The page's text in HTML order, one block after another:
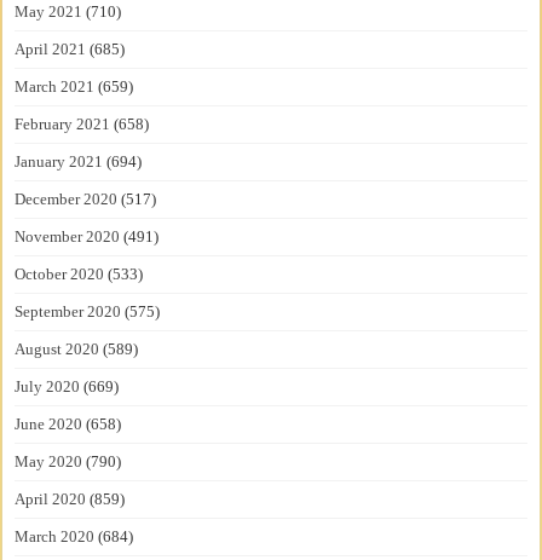
May 2021 (710)
April 2021 (685)
March 2021 (659)
February 2021 (658)
January 2021 (694)
December 2020 (517)
November 2020 (491)
October 2020 (533)
September 2020 (575)
August 2020 (589)
July 2020 (669)
June 2020 (658)
May 2020 (790)
April 2020 (859)
March 2020 (684)